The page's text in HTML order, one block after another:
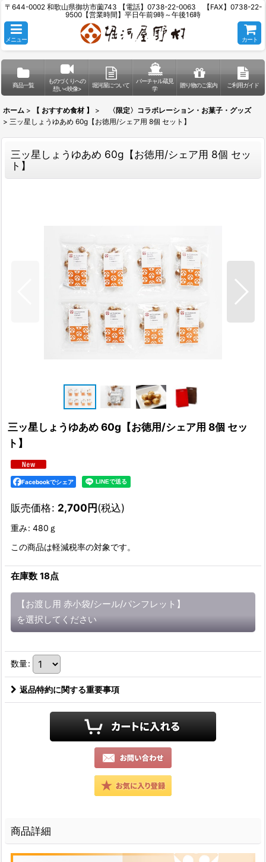
〒644-0002 和歌山県御坊市薗743 【電話】0738-22-0063 【FAX】0738-22-
9500【営業時間】平日午前9時～午後16時
メニュー カート
商品一覧
ものづくりへの
想い<映像>
堀河屋について
バーチャル蔵見
学
贈り物のご案内 ご利用ガイド
ホーム > 【 おすすめ食材 】 >
〈限定〉コラボレーション・お菓子・グッズ
> 三ッ星しょうゆあめ 60g【お徳用/シェア用 8個 セット】
三ッ星しょうゆあめ 60g【お徳用/シェア用 8個 セッ
ト】
三ッ星しょうゆあめ 60g【お徳用/シェア用 8個 セッ
ト】
Facebookでシェア
販売価格: 2,700円(税込)
重み: 480ｇ
この商品は軽減税率の対象です。
在庫数 18点
【お渡し用 赤小袋/シール/パンフレット】
を選択してください
数量:
返品特約に関する重要事項
商品詳細